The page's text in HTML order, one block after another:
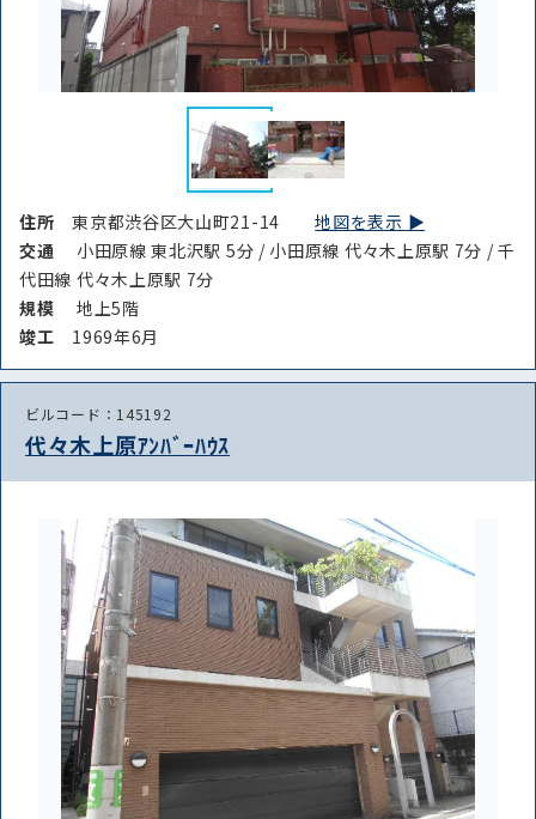
住所
から探す
路線・駅
から探す
条件を絞り込む
住所東京都渋谷区大山町21-14地図を表示 ▶︎
交通
小田原線 東北沢駅 5分 / 小田原線 代々木上原駅 7分 / 千
代田線 代々木上原駅 7分
規模
地上5階
竣⼯ 1969年6月
ビルコード：145192
代々木上原ｱﾝﾊﾞｰﾊｳｽ